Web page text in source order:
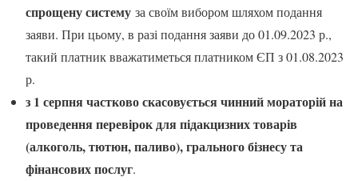
спрощену систему за своїм вибором шляхом подання
заяви. При цьому, в разі подання заяви до 01.09.2023 р.,
такий платник вважатиметься платником ЄП з 01.08.2023
р.
з 1 серпня частково скасовується чинний мораторій на
проведення перевірок для підакцизних товарів
(алкоголь, тютюн, паливо), грального бізнесу та
фінансових послуг.